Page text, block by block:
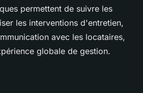
permettent de suivre les
les interventions d'entretien,
avec les locataires,
globale de gestion.